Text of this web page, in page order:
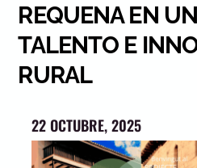
REQUENA EN
TALENTO E
RURAL
22 OCTUBRE, 2025